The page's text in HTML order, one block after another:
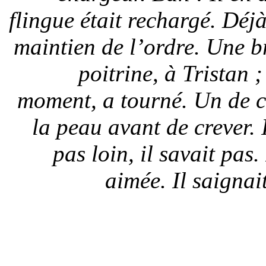
flingue était rechargé.
maintien de l’ordre. Une
poitrine, à Tristan ;
moment, a tourné. Un de
la peau avant de
pas loin, il savait
aimée. Il